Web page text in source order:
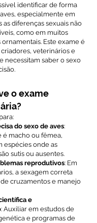
identificar de forma
especialmente em
as diferenças sexuais não
como em muitos
ornamentais. Este exame é
veterinários e
necessitam saber o sexo
o exame
do sexo de aves:
é macho ou fêmea,
espécies onde as
sutis ou ausentes.
reprodutivos: Em
a sexagem correta
cruzamentos e manejo
e
: Auxiliar em estudos de
e programas de